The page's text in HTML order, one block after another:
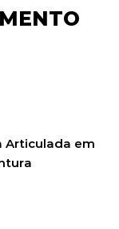
Articulada em